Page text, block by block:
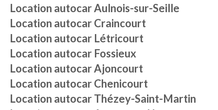
Location autocarAulnois-sur-Seille
Location autocarCraincourt
Location autocar Létricourt
Location autocar Fossieux
Location autocarAjoncourt
Location autocarChenicourt
Location autocarThézey-Saint-Martin